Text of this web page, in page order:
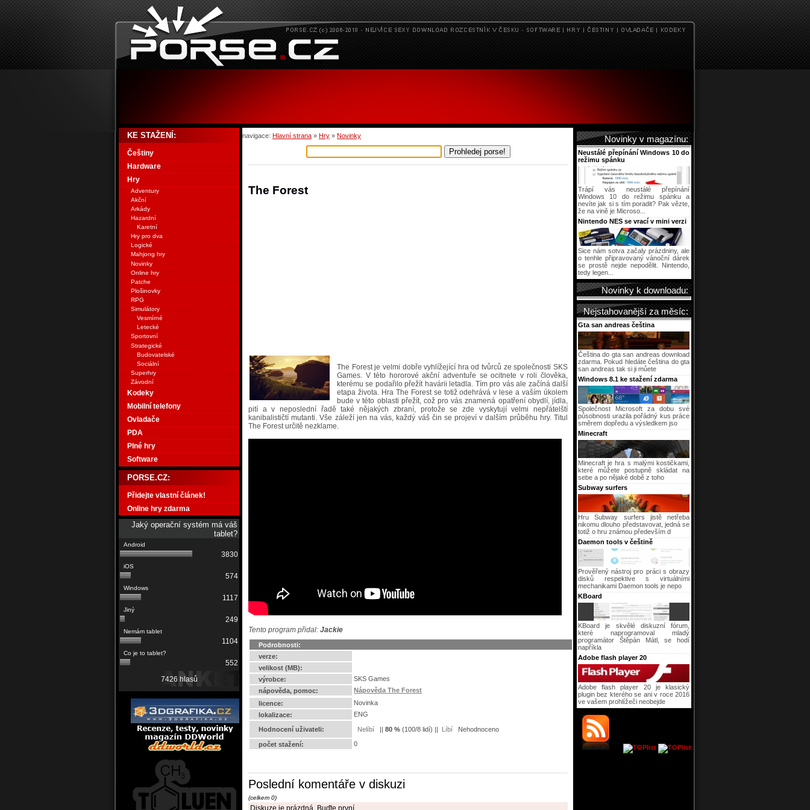
navigace: Hlavní strana » Hry » Novinky
The Forest
The Forest je velmi dobře vyhlížející hra od tvůrců ze společnosti SKS
Games. V této hororové akční adventuře se ocitnete v roli člověka,
kterému se podařilo přežít havárii letadla. Tím pro vás ale začíná další
etapa života. Hra The Forest se totiž odehrává v lese a vaším úkolem
bude v této oblasti přežít, což pro vás znamená opatření obydlí, jídla,
pití a v neposlední řadě také nějakých zbraní, protože se zde vyskytují velmi nepřátelští
kanibalističtí mutanti. Vše záleží jen na vás, každý váš čin se projeví v dalším průběhu hry. Titul
The Forest určitě nezklame.
Tento program přidal: Jackie
Podrobnosti:
verze:
velikost (MB):
výrobce:
SKS Games
nápověda, pomoc:
Nápověda The Forest
licence:
Novinka
lokalizace:
ENG
Hodnocení uživateli: || 80 % (100/8 lidí) || Nehodnoceno
počet stažení: 0
Poslední komentáře v diskuzi
(celkem 0)
Diskuze je prázdná. Buďte první.
KE STAŽENÍ:
Češtiny
Hardware
Hry
Adventury
Akční
Arkády
Hazardní
Karetní
Hry pro dva
Logické
Mahjong hry
Novinky
Online hry
Patche
Plošinovky
RPG
Simulátory
Vesmírné
Letecké
Sportovní
Strategické
Budovatelské
Sociální
Superhry
Závodní
Kodeky
Mobilní telefony
Ovladače
PDA
Plné hry
Software
PORSE.CZ:
Přidejte vlastní článek!
Online hry zdarma
Jaký operační systém má váš
tablet?
3830
574
1117
249
1104
552
7426 hlasů
Novinky v magazínu:
Neustálé přepínání Windows 10 do
režimu spánku
Trápí vás neustálé přepínání
Windows 10 do režimu spánku a
nevíte jak si s tím poradit? Pak vězte,
že na vině je Microso...
Nintendo NES se vrací v mini verzi
Sice nám sotva začaly prázdniny, ale
o tenhle připravovaný vánoční dárek
se prostě nejde nepodělit. Nintendo,
tedy legen...
Novinky k downloadu:
Nejstahovanější za měsíc:
Gta san andreas čeština
Čeština do gta san andreas download
zdarma. Pokud hledáte čeština do gta
san andreas tak si ji můete
Windows 8.1 ke stažení zdarma
Společnost Microsoft za dobu své
působnosti urazila pořádný kus práce
směrem dopředu a výsledkem jso
Minecraft
Minecraft je hra s malými kostičkami,
které můžete postupně skládat na
sebe a po nějaké době z toho
Subway surfers
Hru Subway surfers jistě netřeba
nikomu dlouho představovat, jedná se
totiž o hru známou především d
Daemon tools v češtině
Prověřený nástroj pro práci s obrazy
disků respektive s virtuálními
mechanikami Daemon tools je nepo
KBoard
KBoard je skvělé diskuzní fórum,
které naprogramoval mladý
programátor Štěpán Mátl, se hodí
napříkla
Adobe flash player 20
Adobe flash player 20 je klasický
plugin bez kterého se ani v roce 2016
ve vašem prohlížeči neobejde